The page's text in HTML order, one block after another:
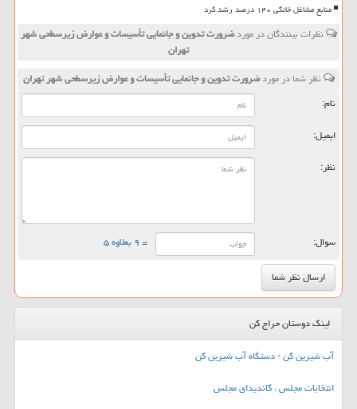
منابع مشاغل خانگی ۱۴۰ درصد رشد کرد
نظرات بینندگان در موردضرورت تدوین و جانمایی تأسیسات و عوارض زیرسطحی شهر
تهران
نظر شما در موردضرورت تدوین و جانمایی تأسیسات و عوارض زیرسطحی شهر تهران
نام:
ایمیل:
نظر:
سوال: = ۹ بعلاوه ۵
لینک دوستان حراج کن
آب شیرین کن - دستگاه آب شیرین کن
انتخابات مجلس ، کاندیدای مجلس